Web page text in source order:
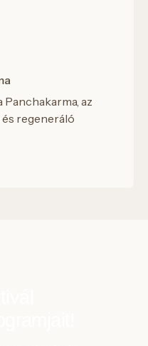
Panchakarma, az
regeneráló